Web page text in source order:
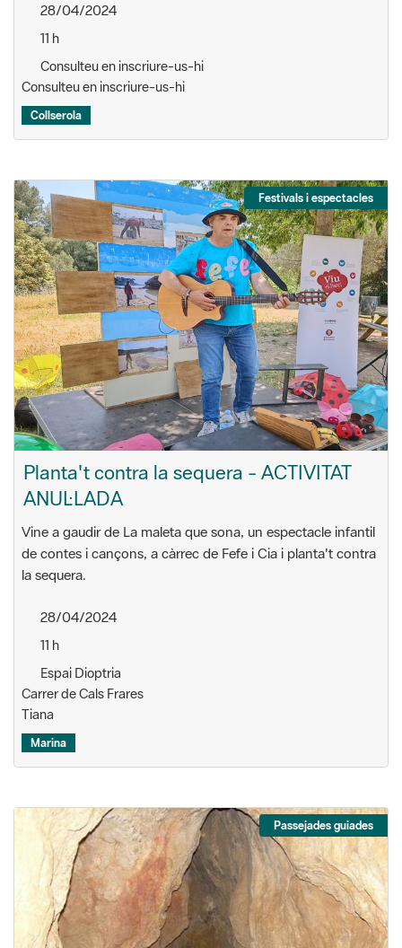
28/04/2024
11 h
Consulteu en inscriure-us-hi
Consulteu en inscriure-us-hi
Collserola
Festivals i espectacles
Planta't contra la sequera - ACTIVITAT
ANUL·LADA
Vine a gaudir de La maleta que sona, un espectacle infantil
de contes i cançons, a càrrec de Fefe i Cia i planta't contra
la sequera.
28/04/2024
11 h
Espai Dioptria
Carrer de Cals Frares
Tiana
Marina
Passejades guiades